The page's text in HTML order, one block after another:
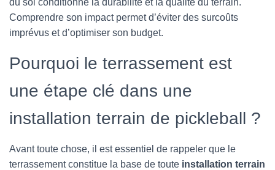
du sol conditionne la durabilité et la qualité du terrain.
Comprendre son impact permet d’éviter des surcoûts
imprévus et d’optimiser son budget.
Pourquoi le terrassement est
une étape clé dans une
installation terrain de pickleball ?
Avant toute chose, il est essentiel de rappeler que le
terrassement constitue la base de toute installation terrain